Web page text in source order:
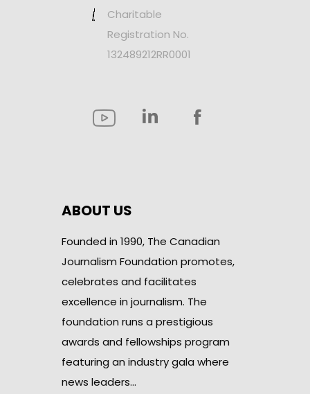
Charitable
Registration No.
132489212RR0001
ABOUT US
Founded in 1990, The Canadian
Journalism Foundation promotes,
celebrates and facilitates
excellence in journalism. The
foundation runs a prestigious
awards and fellowships program
featuring an industry gala where
news leaders…